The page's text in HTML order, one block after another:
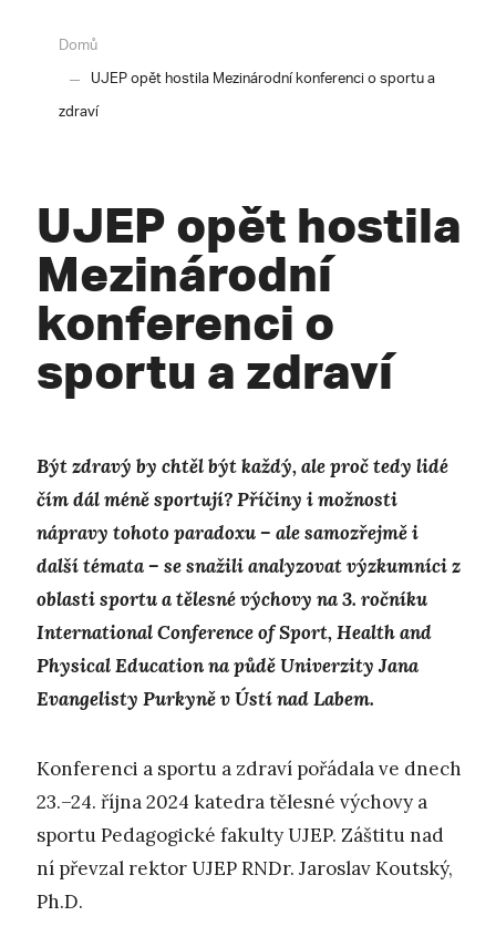
Domů
UJEP opět hostila Mezinárodní konferenci o sportu a
zdraví
UJEP opět hostila
Mezinárodní
konferenci o
sportu a zdraví
Být zdravý by chtěl být každý, ale proč tedy lidé
čím dál méně sportují? Příčiny i možnosti
nápravy tohoto paradoxu – ale samozřejmě i
další témata – se snažili analyzovat výzkumníci z
oblasti sportu a tělesné výchovy na 3. ročníku
International Conference of Sport, Health and
Physical Education na půdě Univerzity Jana
Evangelisty Purkyně v Ústí nad Labem.
Konferenci a sportu a zdraví pořádala ve dnech
23.–24. října 2024 katedra tělesné výchovy a
sportu Pedagogické fakulty UJEP. Záštitu nad
ní převzal rektor UJEP RNDr. Jaroslav Koutský,
Ph.D.